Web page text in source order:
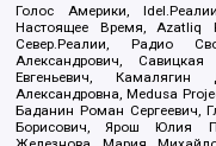
Голос Америки,
Настоящее Время, Azatliq
Север.Реалии, Радио
Александрович,
Евгеньевич,
Александровна, Medusa
Баданин Роман Сергеевич,
Борисович, Ярош Юлия